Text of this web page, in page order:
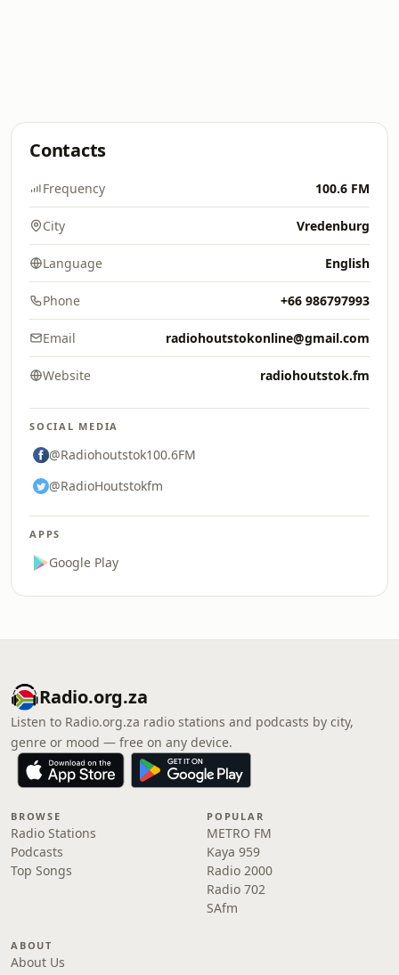
Contacts
Frequency 100.6 FM
City Vredenburg
Language English
Phone +66 986797993
Email radiohoutstokonline@gmail.com
Website radiohoutstok.fm
SOCIAL MEDIA
@Radiohoutstok100.6FM
@RadioHoutstokfm
APPS
Google Play
Radio.org.za
Listen to Radio.org.za radio stations and podcasts by city,
genre or mood — free on any device.
BROWSE
Radio Stations
Podcasts
Top Songs
POPULAR
METRO FM
Kaya 959
Radio 2000
Radio 702
SAfm
ABOUT
About Us